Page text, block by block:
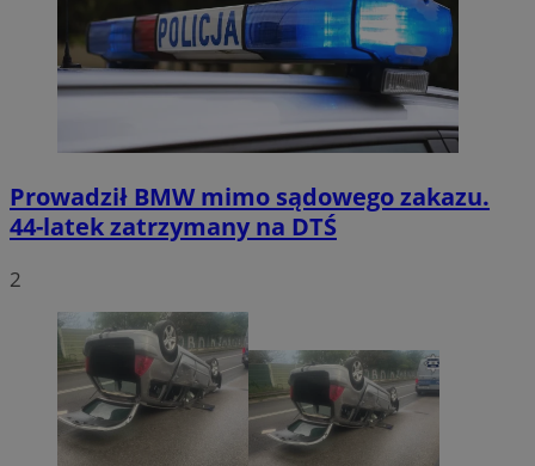
Prowadził BMW mimo sądowego zakazu.
44-latek zatrzymany na DTŚ
2